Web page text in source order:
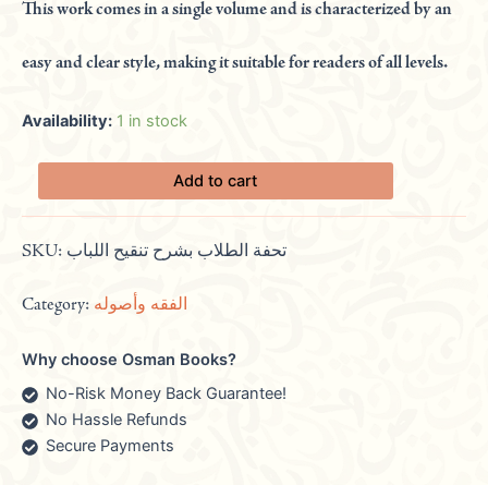
This work comes in a single volume and is characterized by an
easy and clear style, making it suitable for readers of all levels.
Availability: 1 in stock
Add to cart
SKU: تحفة الطلاب بشرح تنقيح اللباب
Category: الفقه وأصوله
Why choose Osman Books?
No-Risk Money Back Guarantee!
No Hassle Refunds
Secure Payments